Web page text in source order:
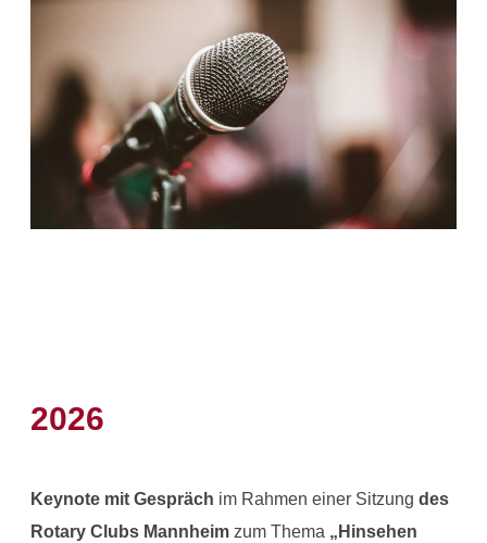
2026
Keynote mit Gespräch im Rahmen einer Sitzung des
Rotary Clubs Mannheim zum Thema„Hinsehen